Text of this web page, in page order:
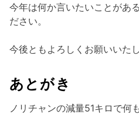
今年は何か言いたいことがあ
ださい。
今後ともよろしくお願いいたし
あとがき
ノリチャンの減量51キロで何